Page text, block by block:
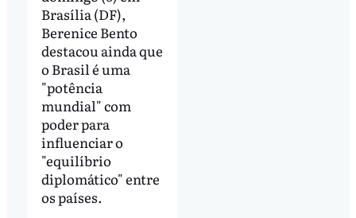
Brasília (DF),
Berenice Bento
destacou ainda que
o Brasil é uma
"potência
mundial" com
poder para
influenciar o
"equilíbrio
diplomático" entre
os países.